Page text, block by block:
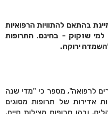
בהתאם להתוויות הרפואיות
שזקוק - בחינם. התרופות
ירוקה.
לרפואה", מספר כי "מדי שנה
אדירות של תרופות מסוגים
ובהן תרופות מצילות חיים,